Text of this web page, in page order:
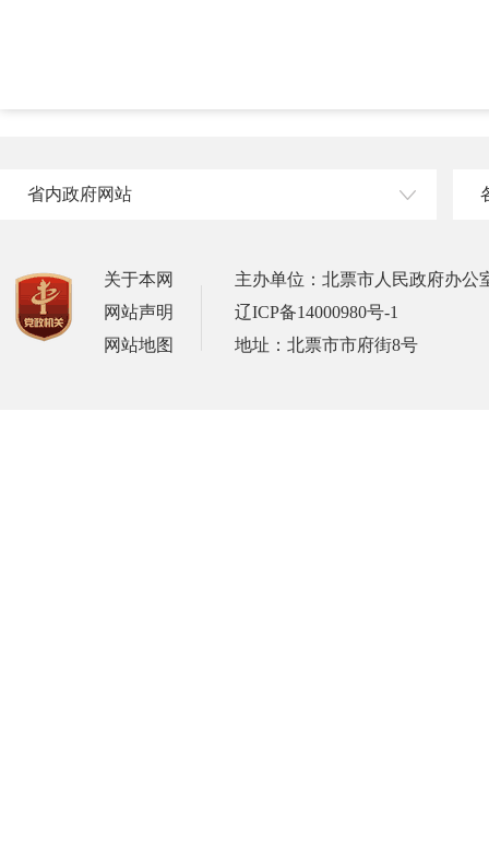
省内政府网站
关于本网
网站声明
网站地图
主办单位：北票市人民政府办公
辽ICP备14000980号-1
地址：北票市市府街8号